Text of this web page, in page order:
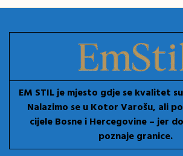
EM STIL je mjesto gdje se kvalitet
Nalazimo se u Kotor Varošu, ali
cijele Bosne i Hercegovine – jer
poznaje granice.